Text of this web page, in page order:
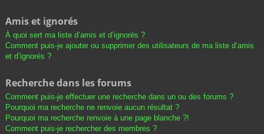
Amis et ignorés
À quoi sert ma liste d’amis et d’ignorés ?
Comment puis-je ajouter ou supprimer des utilisateurs de ma liste d’amis
et d’ignorés ?
Recherche dans les forums
Comment puis-je effectuer une recherche dans un ou des forums ?
Pourquoi ma recherche ne renvoie aucun résultat ?
Pourquoi ma recherche renvoie à une page blanche ?!
Comment puis-je rechercher des membres ?